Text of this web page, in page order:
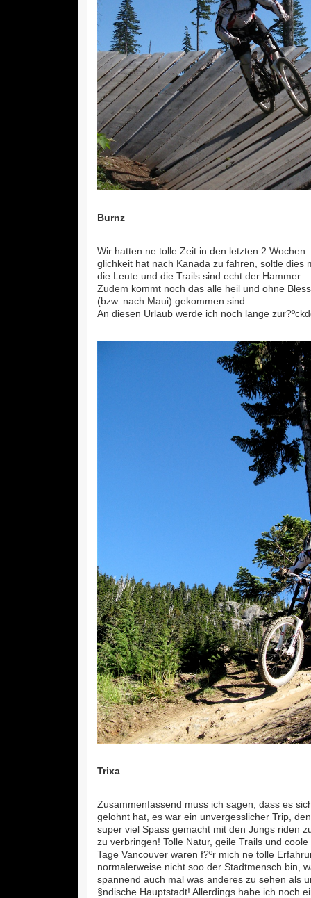
Burnz
Wir hatten ne tolle Zeit in den letzten 2
glichkeit hat nach Kanada zu fahren, soltle dies
die Leute und die Trails sind echt der Hammer.
Zudem kommt noch das alle heil und ohne
(bzw. nach Maui) gekommen sind.
An diesen Urlaub werde ich noch lange
Trixa
Zusammenfassend muss ich sagen, dass es
gelohnt hat, es war ein unvergesslicher Trip,
super viel Spass gemacht mit den Jungs riden
zu verbringen! Tolle Natur, geile Trails und
Tage Vancouver waren f?ºr mich ne tolle
normalerweise nicht soo der Stadtmensch bin,
spannend auch mal was anderes zu sehen als
§ndische Hauptstadt! Allerdings habe ich noch